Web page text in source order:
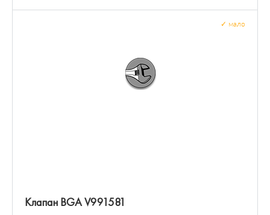
Клапан BGA V991581
мало